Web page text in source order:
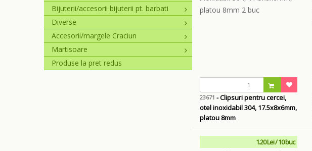
Bijuterii/accesorii bijuterii pt. barbati
Diverse
Accesorii/margele Craciun
Martisoare
Produse la pret redus
23671 - Clipsuri pentru cercei,
otel inoxidabil 304, 17.5x8x6mm,
platou 8mm
1.20 Lei / 10 buc